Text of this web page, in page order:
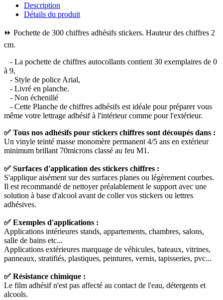
Description
Détails du produit
⏩ Pochette de 300 chiffres adhésifs stickers. Hauteur des chiffres 2
cm.
- La pochette de chiffres autocollants contient 30 exemplaires de 0
à 9,
- Style de police Arial,
- Livré en planche.
- Non échenillé
- Cette Planche de chiffres adhésifs est idéale pour préparer vous
même votre lettrage adhésif à l'intérieur comme pour l'extérieur.
✅ Tous nos adhésifs pour stickers chiffres sont découpés dans :
Un vinyle teinté masse monomère permanent 4/5 ans en extérieur
minimum brillant 70microns classé au feu M1.
✅ Surfaces d'application des stickers chiffres :
S'applique aisément sur des surfaces planes ou légèrement courbes.
Il est recommandé de nettoyer préalablement le support avec une
solution à base d'alcool avant de coller vos stickers ou lettres
adhésives.
✅ Exemples d'applications :
Applications intérieures stands, appartements, chambres, salons,
salle de bains etc...
Applications extérieures marquage de véhicules, bateaux, vitrines,
panneaux, stratifiés, plastiques, peintures, vernis, tapisseries, pvc...
✅ Résistance chimique :
Le film adhésif n'est pas affecté au contact de l'eau, détergents et
alcools.